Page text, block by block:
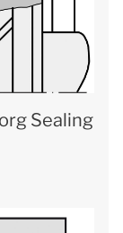
Sealing